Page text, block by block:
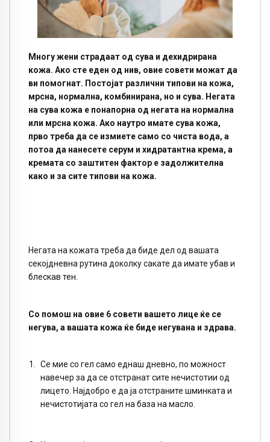
Многу жени страдаат од сува и дехидрирана
кожа. Ако сте еден од нив, овие совети можат да
ви помогнат. Постојат различни типови на кожа,
мрсна, нормална, комбинирана, но и сува. Негата
на сува кожа е понапорна од негата на нормална
или мрсна кожа. Ако наутро имате сува кожа,
прво треба да се измиете само со чиста вода, а
потоа да нанесете серум и хидратантна крема, а
кремата со заштитен фактор е задолжителна
како и за сите типови на кожа.
Негата на кожата треба да биде дел од вашата
секојдневна рутина доколку сакате да имате убав и
блескав тен.
Со помош на овие 6 совети вашето лице ќе се
негува, а вашата кожа ќе биде негувана и здрава.
Се мие со гел само еднаш дневно, по можност
навечер за да се отстранат сите нечистотии од
лицето. Најдобро е да ја отстраните шминката и
нечистотијата со гел на база на масло.